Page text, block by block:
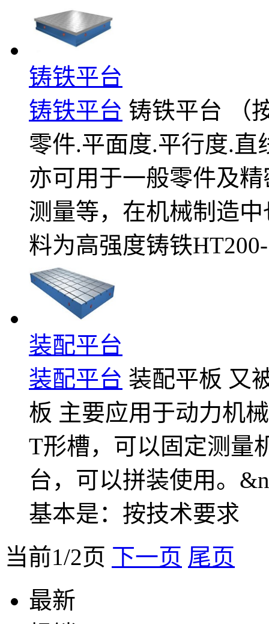
铸铁平台
铸铁平台 铸铁平台 （
零件.平面度.平行度.
亦可用于一般零件及
测量等，在机械制造
料为高强度铸铁HT200-
装配平台
装配平台 装配平板 又
板 主要应用于动力机
T形槽，可以固定测量
台，可以拼装使用。
基本是：按技术要求
当前1/2页 下一页 尾页
最新